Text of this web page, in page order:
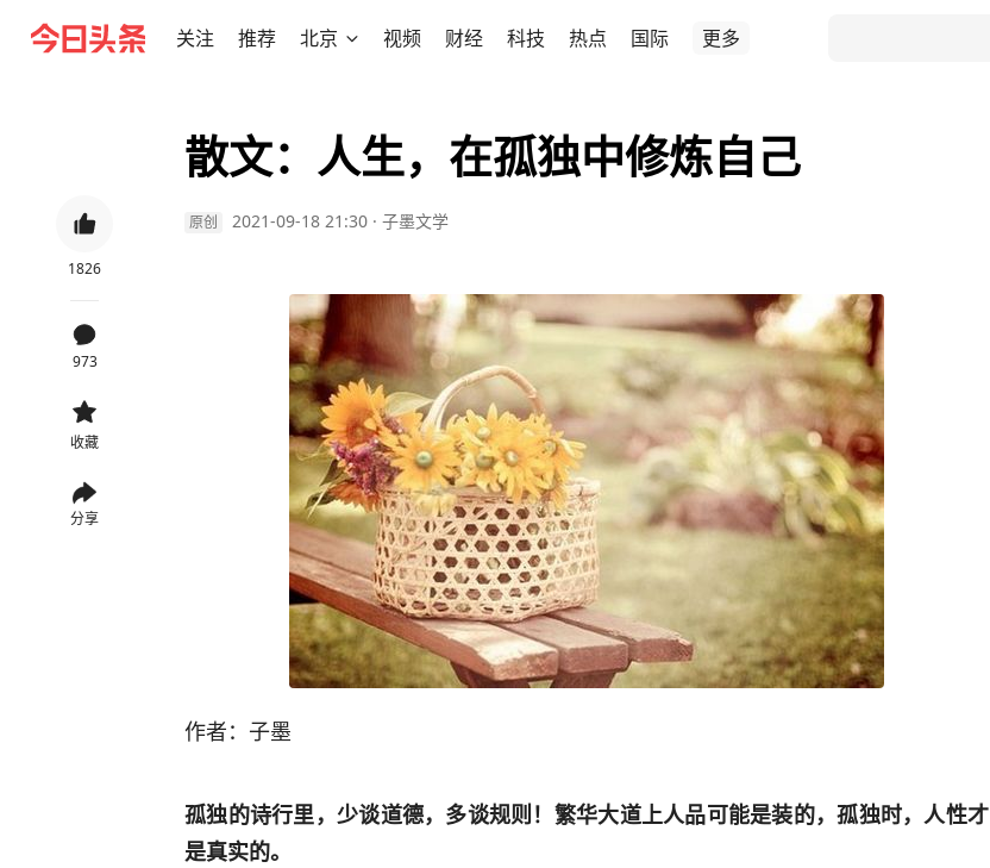
关注 推荐 北京 视频 财经 科技 热点 国际 更多
1826
973
收藏
分享
散文：人生，在孤独中修炼自己
原创 2021-09-18 21:30 · 子墨文学
作者：子墨
孤独的诗行里，少谈道德，多谈规则！繁华大道上人品可能是装的，孤独时，人性才
是真实的。